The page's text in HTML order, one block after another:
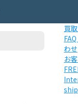
買
わせ
お